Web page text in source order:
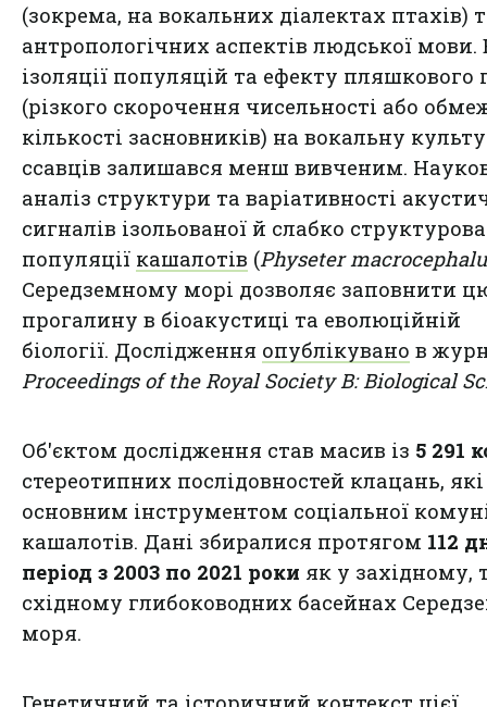
(зокрема, на вокальних діалектах птахів)
антропологічних аспектів людської мови.
ізоляції популяцій та ефекту пляшкового
(різкого скорочення чисельності або
кількості засновників) на вокальну
ссавців залишався менш вивченим.
аналіз структури та варіативності
сигналів ізольованої й слабко
популяції кашалотів (Physeter
Середземному морі дозволяє заповнити
прогалину в біоакустиці та еволюційній
біології. Дослідження опублікувано в
Proceedings of the Royal Society B: Biological
Об'єктом дослідження став масив із 5 291
стереотипних послідовностей клацань, які
основним інструментом соціальної
кашалотів. Дані збиралися протягом 112
період з 2003 по 2021 роки як у західному,
східному глибоководних басейнах
моря.